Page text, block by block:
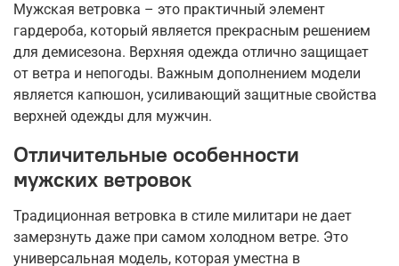
Мужская ветровка – это практичный элемент
гардероба, который является прекрасным решением
для демисезона. Верхняя одежда отлично защищает
от ветра и непогоды. Важным дополнением модели
является капюшон, усиливающий защитные свойства
верхней одежды для мужчин.
Отличительные особенности
мужских ветровок
Традиционная ветровка в стиле милитари не дает
замерзнуть даже при самом холодном ветре. Это
универсальная модель, которая уместна в